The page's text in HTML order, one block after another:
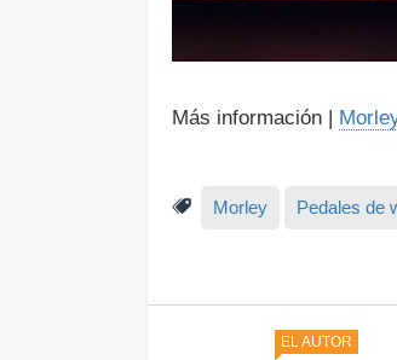
Más información |
Morley Pedales de
EL AUTOR